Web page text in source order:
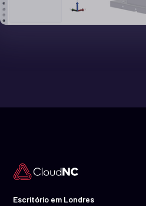
Escritório em Londres